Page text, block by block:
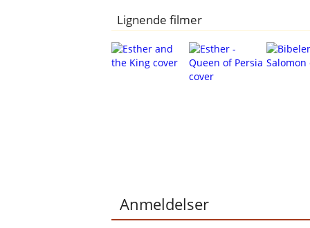
Lignende filmer
Anmeldelser